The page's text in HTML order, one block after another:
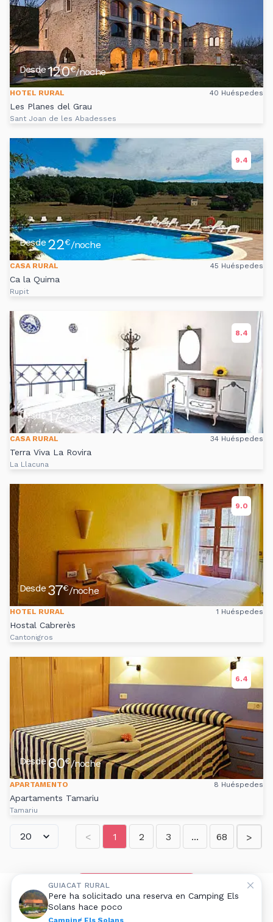
Desde120€/noche
HOTEL RURAL 40 Huéspedes
Les Planes del Grau
Sant Joan de les Abadesses
9.4
Desde22€/noche
CASA RURAL 45 Huéspedes
Ca la Quima
Rupit
8.4
Desde17€/noche
CASA RURAL 34 Huéspedes
Terra Viva La Rovira
La Llacuna
9.0
Desde37€/noche
HOTEL RURAL 1 Huéspedes
Hostal Cabrerès
Cantonigros
6.4
Desde 60€/noche
APARTAMENTO 8 Huéspedes
Apartaments Tamariu
Tamariu
< 1 2 3 ... 68 >
Añadir alojamiento rural
Aviso legal
GUIACAT RURAL
Pere ha solicitado una reserva en Camping Els
Solans hace poco
Camping Els Solans